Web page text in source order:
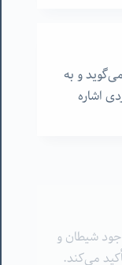
و به
اشاره
می‌کند.